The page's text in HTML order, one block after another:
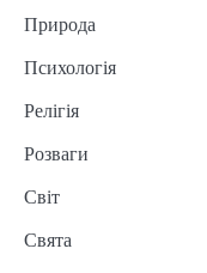
Природа
Психологія
Релігія
Розваги
Світ
Свята